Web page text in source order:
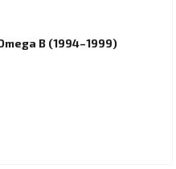
B (1994–1999)